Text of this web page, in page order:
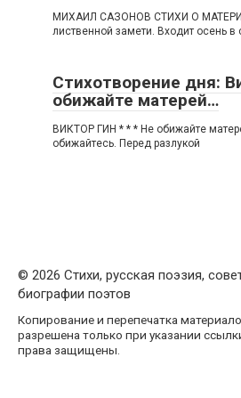
МИХАИЛ САЗОНОВ СТИХИ О МАТЕРИ
лиственной замети. Входит осень в
Стихотворение дня:
обижайте матерей…
ВИКТОР ГИН * * * Не обижайте
обижайтесь. Перед разлукой
© 2026 Стихи, русская поэзия,
биографии поэтов
Копирование и перепечатка
разрешена только при указании
права защищены.